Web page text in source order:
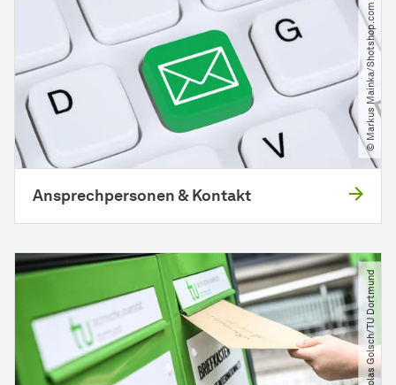
© Markus Mainka​/​Shotshop.com
Ansprechpersonen & Kontakt
© Nikolas Golsch​/​TU Dortmund